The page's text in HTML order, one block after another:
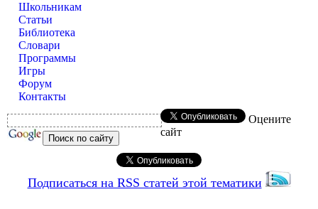
Школьникам
Статьи
Библиотека
Словари
Программы
Игры
Форум
Контакты
Оцените
сайт
Подписаться на RSS статей этой тематики